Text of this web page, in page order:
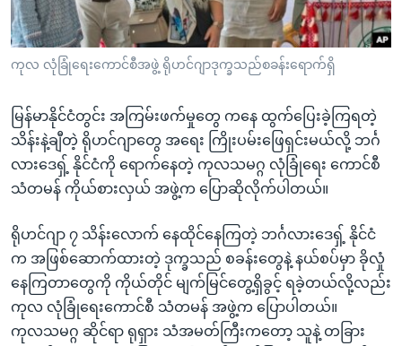
ကျော်
ကြည့်
ရှာဖွေ
ရန်
နေရာ
သို့
ရန်
ဗွီအိုအေ လူမှုကွန်ယက်များ
ဘာသာစကားများ
ကုလ လုံခြုံရေးကောင်စီအဖွဲ့ ရိုဟင်ဂျာဒုက္ခသည်စခန်းရောက်ရှိ
မြန်မာနိုင်ငံတွင်း အကြမ်းဖက်မှုတွေ ကနေ ထွက်ပြေးခဲ့ကြရတဲ့
သိန်းနဲ့ချီတဲ့ ရိုဟင်ဂျာတွေ အရေး ကြိုးပမ်းဖြေရှင်းမယ်လို့ ဘင်္ဂ
လားဒေရှ့် နိုင်ငံကို ရောက်နေတဲ့ ကုလသမဂ္ဂ လုံခြုံရေး ကောင်စီ
သံတမန် ကိုယ်စားလှယ် အဖွဲ့က ပြောဆိုလိုက်ပါတယ်။
ရိုဟင်ဂျာ ၇ သိန်းလောက် နေထိုင်နေကြတဲ့ ဘင်္ဂလားဒေရှ့် နိုင်ငံ
က အဖြစ်ဆောက်ထားတဲ့ ဒုက္ခသည် စခန်းတွေနဲ့ နယ်စပ်မှာ ခိုလှုံ
နေကြတာတွေကို ကိုယ်တိုင် မျက်မြင်တွေ့ရှိခွင့် ရခဲ့တယ်လို့လည်း
ကုလ လုံခြုံရေးကောင်စီ သံတမန် အဖွဲ့က ပြောပါတယ်။
ကုလသမဂ္ဂ ဆိုင်ရာ ရုရှား သံအမတ်ကြီးကတော့ သူနဲ့ တခြား